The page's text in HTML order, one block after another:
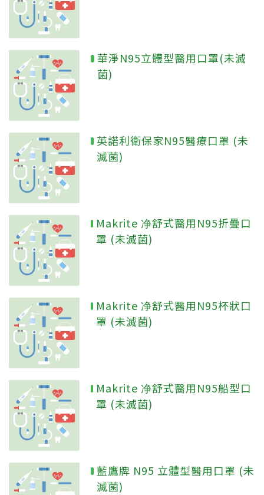
華淨N95立體型醫用口罩(未滅
菌)
英諾利衛保家N95醫療口罩 (未
滅菌)
Makrite 净舒式醫用N95折疊口
罩 (未滅菌)
Makrite 净舒式醫用N95杯狀口
罩 (未滅菌)
Makrite 净舒式醫用N95船型口
罩 (未滅菌)
藍鷹牌 N95 立體型醫用口罩 (未
滅菌)